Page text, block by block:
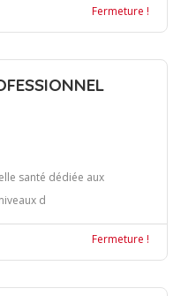
Fermeture !
santé dédiée aux
d
Fermeture !